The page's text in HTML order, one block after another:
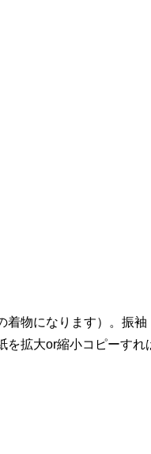
着物になります）。振袖
を拡大or縮小コピーすれ